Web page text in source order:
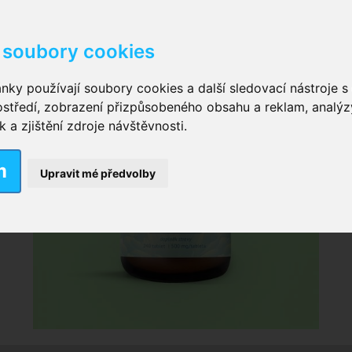
cookies
používají soubory cookies a další sledovací nástroje s
zobrazení přizpůsobeného obsahu a reklam,
a zjištění zdroje návštěvnosti.
Upravit mé předvolby
kalhotky zalepovací ,Inkontinenční kalhotky
vložky pro muže
plavky,Dámské inkontinenční plavky